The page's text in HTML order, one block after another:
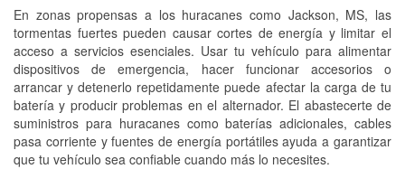
En zonas propensas a los huracanes como Jackson, MS, las
tormentas fuertes pueden causar cortes de energía y limitar el
acceso a servicios esenciales. Usar tu vehículo para alimentar
dispositivos de emergencia, hacer funcionar accesorios o
arrancar y detenerlo repetidamente puede afectar la carga de tu
batería y producir problemas en el alternador. El abastecerte de
suministros para huracanes como baterías adicionales, cables
pasa corriente y fuentes de energía portátiles ayuda a garantizar
que tu vehículo sea confiable cuando más lo necesites.
freno
Hurricane Supplies
Conoce más